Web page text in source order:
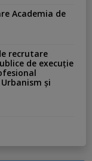
Academia de
recrutare
de execuție
și